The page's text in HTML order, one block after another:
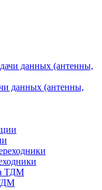
данных (антенны,